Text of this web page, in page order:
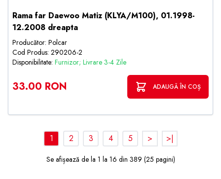
Rama far Daewoo Matiz (KLYA/M100), 01.1998-
12.2008 dreapta
Producător: Polcar
Cod Produs: 290206-2
Disponibilitate: Furnizor; Livrare 3-4 Zile
33.00 RON ADAUGĂ ÎN COȘ
1 2 3 4 5 > >|
Se afișează de la 1 la 16 din 389 (25 pagini)